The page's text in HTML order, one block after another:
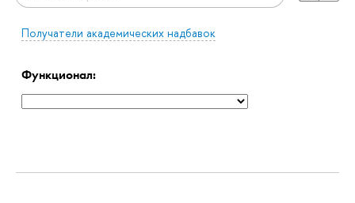
Получатели академических надбавок
Функционал: